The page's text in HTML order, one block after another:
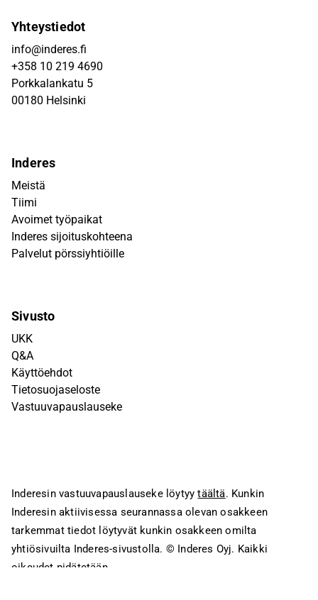
Yhteystiedot
info@inderes.fi
+358 10 219 4690
Porkkalankatu 5
00180 Helsinki
Inderes
Meistä
Tiimi
Avoimet työpaikat
Inderes sijoituskohteena
Palvelut pörssiyhtiöille
Sivusto
UKK
Q&A
Käyttöehdot
Tietosuojaseloste
Vastuuvapauslauseke
Inderesin vastuuvapauslauseke löytyytäältä. Kunkin
Inderesin aktiivisessa seurannassa olevan osakkeen
tarkemmat tiedot löytyvät kunkin osakkeen omilta
yhtiösivuilta Inderes-sivustolla. © Inderes Oyj. Kaikki
oikeudet pidätetään.